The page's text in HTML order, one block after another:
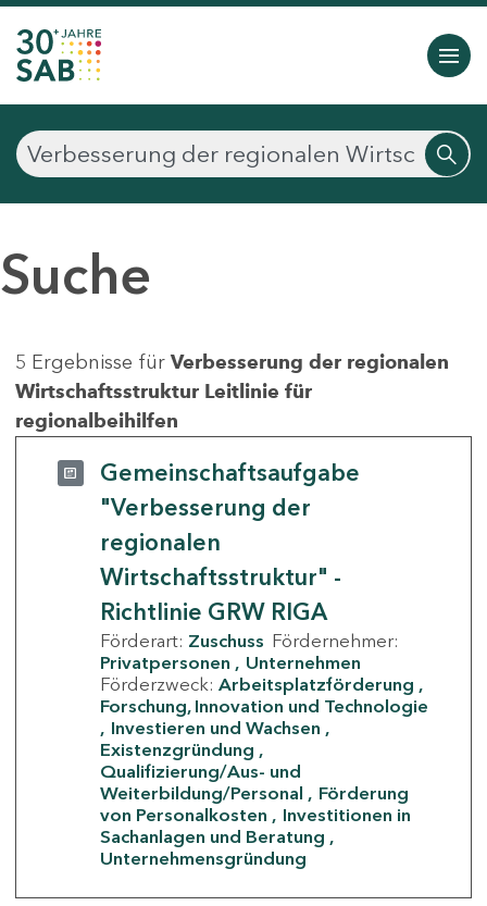
Suche
5 Ergebnisse für Verbesserung der regionalen
Wirtschaftsstruktur Leitlinie für
regionalbeihilfen
Gemeinschaftsaufgabe
"Verbesserung der
regionalen
Wirtschaftsstruktur" -
Richtlinie GRW RIGA
Förderart: Zuschuss Fördernehmer:
Privatpersonen
Unternehmen
Förderzweck: Arbeitsplatzförderung
Forschung, Innovation und Technologie
Investieren und Wachsen
Existenzgründung
Qualifizierung/Aus- und
Weiterbildung/Personal
Förderung
von Personalkosten
Investitionen in
Sachanlagen und Beratung
Unternehmensgründung